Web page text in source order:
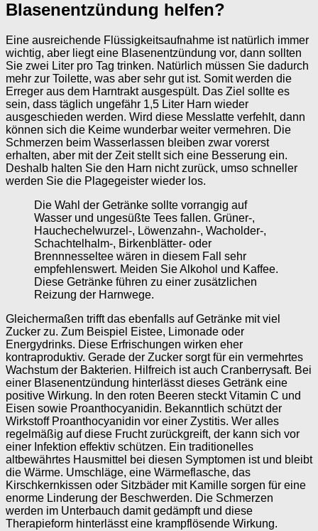
Blasenentzündung helfen?
Eine ausreichende Flüssigkeitsaufnahme ist natürlich immer
wichtig, aber liegt eine Blasenentzündung vor, dann sollten
Sie zwei Liter pro Tag trinken. Natürlich müssen Sie dadurch
mehr zur Toilette, was aber sehr gut ist. Somit werden die
Erreger aus dem Harntrakt ausgespült. Das Ziel sollte es
sein, dass täglich ungefähr 1,5 Liter Harn wieder
ausgeschieden werden. Wird diese Messlatte verfehlt, dann
können sich die Keime wunderbar weiter vermehren. Die
Schmerzen beim Wasserlassen bleiben zwar vorerst
erhalten, aber mit der Zeit stellt sich eine Besserung ein.
Deshalb halten Sie den Harn nicht zurück, umso schneller
werden Sie die Plagegeister wieder los.
Die Wahl der Getränke sollte vorrangig auf
Wasser und ungesüßte Tees fallen. Grüner-,
Hauchechelwurzel-, Löwenzahn-, Wacholder-,
Schachtelhalm-, Birkenblätter- oder
Brennnesseltee wären in diesem Fall sehr
empfehlenswert. Meiden Sie Alkohol und Kaffee.
Diese Getränke führen zu einer zusätzlichen
Reizung der Harnwege.
Gleichermaßen trifft das ebenfalls auf Getränke mit viel
Zucker zu. Zum Beispiel Eistee, Limonade oder
Energydrinks. Diese Erfrischungen wirken eher
kontraproduktiv. Gerade der Zucker sorgt für ein vermehrtes
Wachstum der Bakterien. Hilfreich ist auch Cranberrysaft. Bei
einer Blasenentzündung hinterlässt dieses Getränk eine
positive Wirkung. In den roten Beeren steckt Vitamin C und
Eisen sowie Proanthocyanidin. Bekanntlich schützt der
Wirkstoff Proanthocyanidin vor einer Zystitis. Wer alles
regelmäßig auf diese Frucht zurückgreift, der kann sich vor
einer Infektion effektiv schützen. Ein traditionelles
altbewährtes Hausmittel bei diesen Symptomen ist und bleibt
die Wärme. Umschläge, eine Wärmeflasche, das
Kirschkernkissen oder Sitzbäder mit Kamille sorgen für eine
enorme Linderung der Beschwerden. Die Schmerzen
werden im Unterbauch damit gedämpft und diese
Therapieform hinterlässt eine krampflösende Wirkung.